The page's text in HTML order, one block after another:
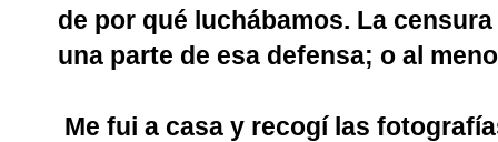
de por qué luchábamos. La
una parte de esa defensa; o al
Me fui a casa y recogí las